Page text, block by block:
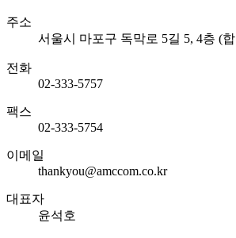
주소
서울시 마포구 독막로 5길 5, 4층 (
전화
02-333-5757
팩스
02-333-5754
이메일
thankyou@amccom.co.kr
대표자
윤석호